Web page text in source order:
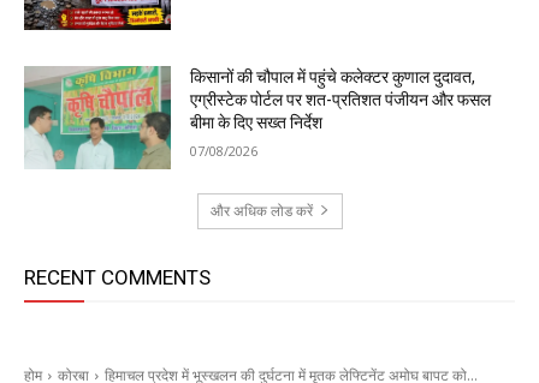
किसानों की चौपाल में पहुंचे कलेक्टर कुणाल दुदावत,
एग्रीस्टेक पोर्टल पर शत-प्रतिशत पंजीयन और फसल
बीमा के दिए सख्त निर्देश
07/08/2026
और अधिक लोड करें
RECENT COMMENTS